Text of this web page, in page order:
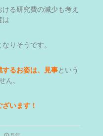
る研究費の減少も考え
は
なりそうです。
るお姿は、見事という
ん。
います！